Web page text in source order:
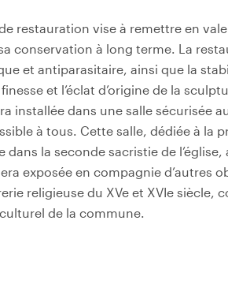
restauration vise à remettre en
conservation à long terme. La
et antiparasitaire, ainsi que la
et l’éclat d’origine de la
installée dans une salle sécurisée
à tous. Cette salle, dédiée à la
dans la seconde sacristie de
exposée en compagnie d’autres
religieuse du XVe et XVIe siècle,
de la commune.